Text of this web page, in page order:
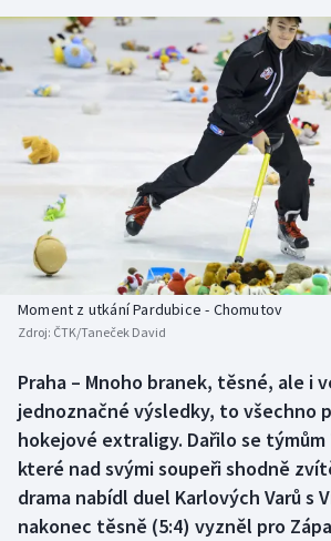
Cyklistika
DALŠÍ SPORTY
Americký fotbal
Baseball a softbal
Basketbal
Biatlon
Box
Curling
Dostihy
NEPŘEHLÉDNĚTE
Soutěže
Historické návraty
Aplikace ČT sport
Moment z utkání Pardubice - Chomutov
Zdroj: ČTK/Taneček David
Praha – Mnoho branek, těsné, ale i
jednoznačné výsledky, to všechno
hokejové extraligy. Dařilo se týmům
které nad svými soupeři shodně
drama nabídl duel Karlových Varů s
nakonec těsně (5:4) vyzněl pro